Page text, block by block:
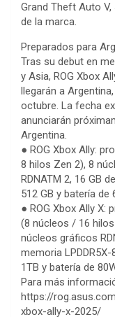
Grand Theft Auto
de la marca.
Preparados para
Tras su debut en
y Asia, ROG Xbox
llegarán a
octubre. La fecha
anunciarán
Argentina.
● ROG Xbox Ally:
8 hilos Zen 2), 8
RDNATM 2, 16 GB
512 GB y batería de
● ROG Xbox Ally X:
(8 núcleos / 16
núcleos gráficos
memoria LPDDR5X-
1TB y batería de
Para más
https://
xbox-ally-x-2025/